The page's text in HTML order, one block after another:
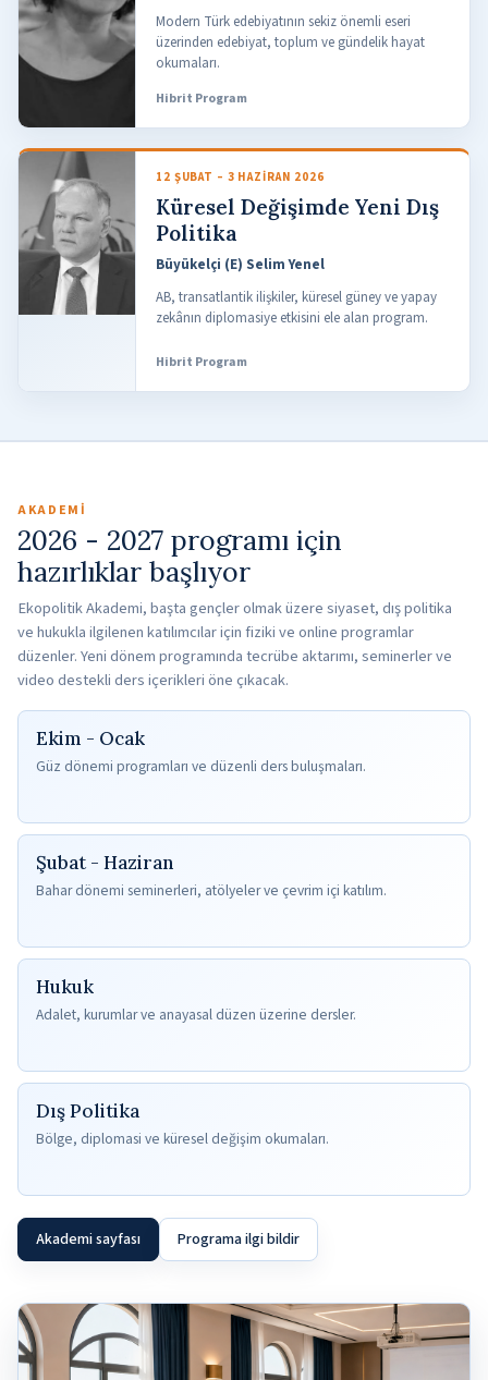
Modern Türk edebiyatının sekiz önemli eseri
üzerinden edebiyat, toplum ve gündelik hayat
okumaları.
Hibrit Program
12 ŞUBAT – 3 HAZIRAN 2026
Küresel Değişimde Yeni Dış
Politika
Büyükelçi (E) Selim Yenel
AB, transatlantik ilişkiler, küresel güney ve yapay
zekânın diplomasiye etkisini ele alan program.
Hibrit Program
AKADEMI
2026 - 2027 programı için
hazırlıklar başlıyor
Ekopolitik Akademi, başta gençler olmak üzere siyaset, dış politika
ve hukukla ilgilenen katılımcılar için fiziki ve online programlar
düzenler. Yeni dönem programında tecrübe aktarımı, seminerler ve
video destekli ders içerikleri öne çıkacak.
Ekim - Ocak
Güz dönemi programları ve düzenli ders buluşmaları.
Şubat - Haziran
Bahar dönemi seminerleri, atölyeler ve çevrim içi katılım.
Hukuk
Adalet, kurumlar ve anayasal düzen üzerine dersler.
Dış Politika
Bölge, diplomasi ve küresel değişim okumaları.
Akademi sayfası Programa ilgi bildir